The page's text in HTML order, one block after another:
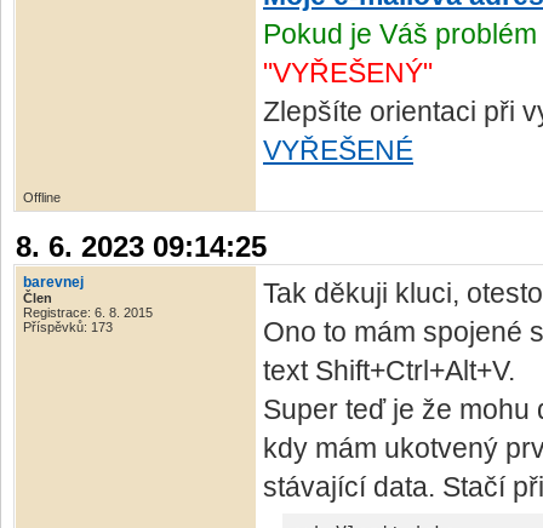
Pokud je Váš
"VYŘEŠENÝ"
Zlepšíte orientaci při
VYŘEŠENÉ
Offline
8. 6. 2023 09:14:25
barevnej
Člen
Registrace: 6. 8. 2015
Příspěvků: 173
Tak děkuji kluci,
Ono to mám spojené
text Shift+Ctrl+Alt+V.
Super teď je že mohu
kdy mám ukotvený
stávající data. Stačí